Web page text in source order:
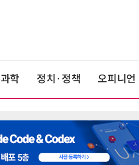
과학 정치·정책 오피니언